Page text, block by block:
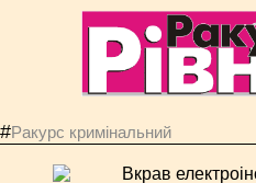
#Ракурс кримінальний